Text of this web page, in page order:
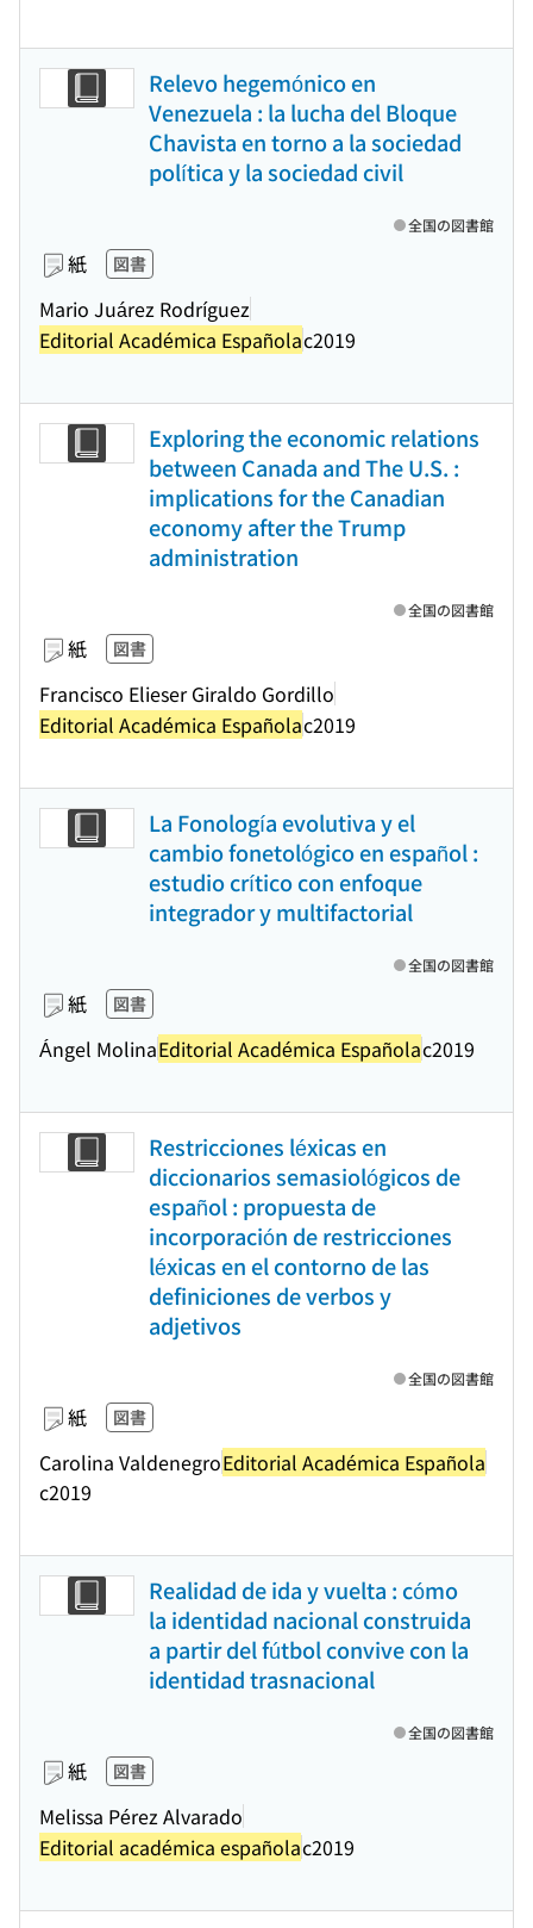
Relevo hegemónico en
Venezuela : la lucha del Bloque
Chavista en torno a la sociedad
política y la sociedad civil
紙 図書
Mario Juárez Rodríguez
Editorial Académica Españolac2019
全国の図書館
Exploring the economic relations
between Canada and The U.S. :
implications for the Canadian
economy after the Trump
administration
紙 図書
Francisco Elieser Giraldo Gordillo
Editorial Académica Españolac2019
全国の図書館
La Fonología evolutiva y el
cambio fonetológico en español :
estudio crítico con enfoque
integrador y multifactorial
紙 図書
Ángel MolinaEditorial Académica Españolac2019
全国の図書館
Restricciones léxicas en
diccionarios semasiológicos de
español : propuesta de
incorporación de restricciones
léxicas en el contorno de las
definiciones de verbos y
adjetivos
紙 図書
Carolina ValdenegroEditorial Académica Española
c2019
全国の図書館
Realidad de ida y vuelta : cómo
la identidad nacional construida
a partir del fútbol convive con la
identidad trasnacional
紙 図書
Melissa Pérez Alvarado
Editorial académica españolac2019
全国の図書館